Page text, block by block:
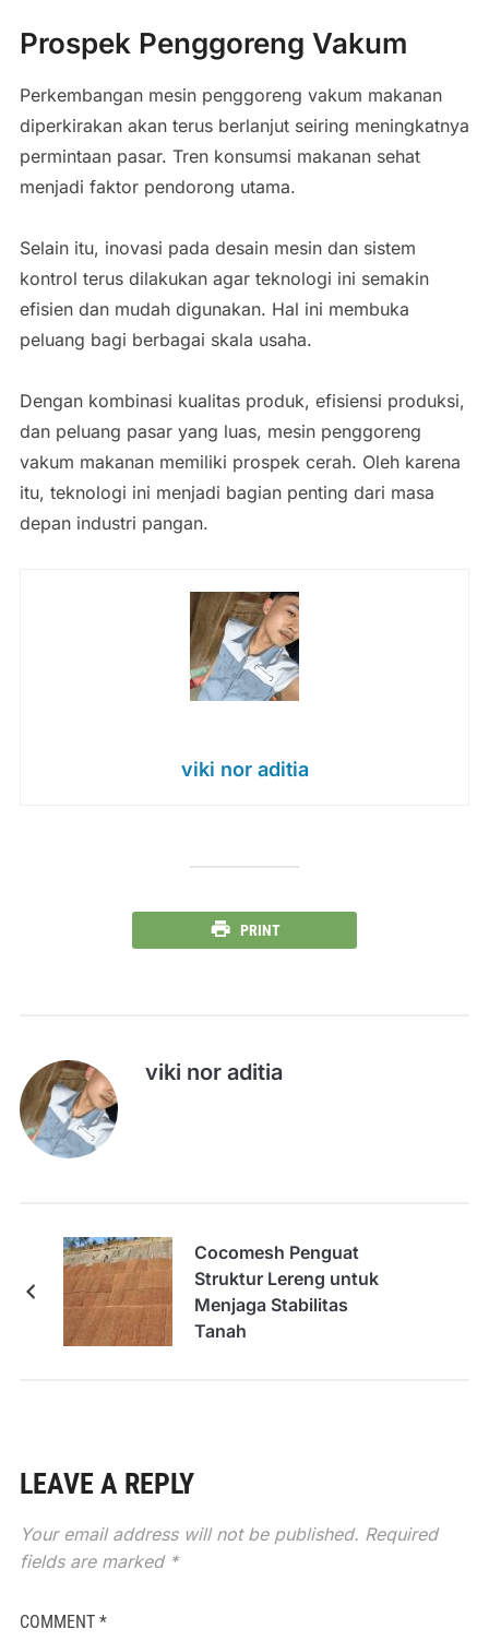
Prospek Penggoreng Vakum
Perkembangan mesin penggoreng vakum makanan
diperkirakan akan terus berlanjut seiring meningkatnya
permintaan pasar. Tren konsumsi makanan sehat
menjadi faktor pendorong utama.
Selain itu, inovasi pada desain mesin dan sistem
kontrol terus dilakukan agar teknologi ini semakin
efisien dan mudah digunakan. Hal ini membuka
peluang bagi berbagai skala usaha.
Dengan kombinasi kualitas produk, efisiensi produksi,
dan peluang pasar yang luas, mesin penggoreng
vakum makanan memiliki prospek cerah. Oleh karena
itu, teknologi ini menjadi bagian penting dari masa
depan industri pangan.
viki nor aditia
PRINT
viki nor aditia
Cocomesh Penguat
Struktur Lereng untuk
Menjaga Stabilitas
Tanah
LEAVE A REPLY
Your email address will not be published. Required
fields are marked *
COMMENT *